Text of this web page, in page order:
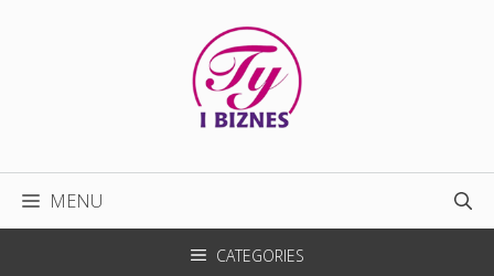
MENU
CATEGORIES